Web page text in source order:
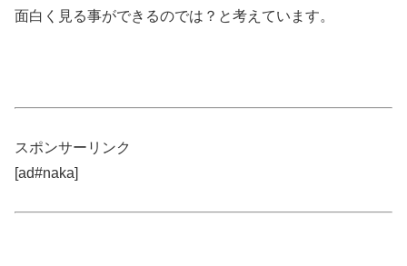
面白く見る事ができるのでは？と考えています。
スポンサーリンク
[ad#naka]